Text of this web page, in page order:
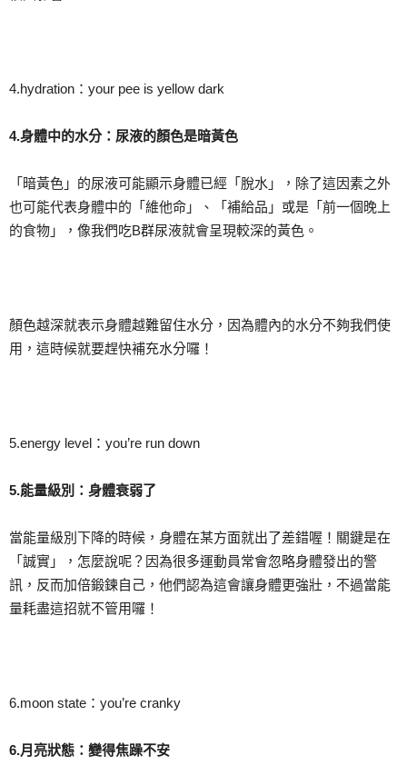
4.hydration：your pee is yellow dark
4.身體中的水分：尿液的顏色是暗黃色
「暗黃色」的尿液可能顯示身體已經「脫水」，除了這因素之外
也可能代表身體中的「維他命」、「補給品」或是「前一個晚上
的食物」，像我們吃B群尿液就會呈現較深的黃色。
顏色越深就表示身體越難留住水分，因為體內的水分不夠我們使
用，這時候就要趕快補充水分囉！
5.energy level：you’re run down
5.能量級別：身體衰弱了
當能量級別下降的時候，身體在某方面就出了差錯喔！關鍵是在
「誠實」，怎麼說呢？因為很多運動員常會忽略身體發出的警
訊，反而加倍鍛鍊自己，他們認為這會讓身體更強壯，不過當能
量耗盡這招就不管用囉！
6.moon state：you’re cranky
6.月亮狀態：變得焦躁不安